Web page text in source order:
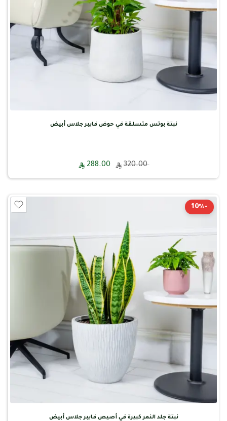
نبتة بوتس متسلقة في حوض فايبر جلاس أبيض
320.00
288.00
-10%
نبتة جلد النمر كبيرة في أصيص فايبر جلاس أبيض